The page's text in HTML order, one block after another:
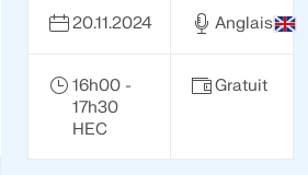
20.11.2024 Anglais
16h00 -
17h30
HEC
Gratuit